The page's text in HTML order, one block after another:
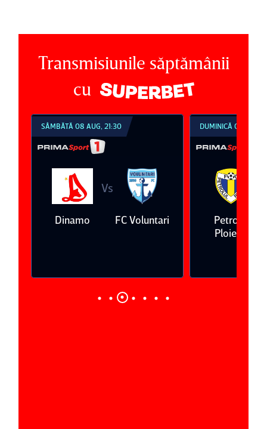
Transmisiunile săptămânii
cu
SÂMBĂTĂ 08 AUG, 21:30
Dinamo
Vs
FC Voluntari
DUMINICĂ 09 AUG,
Petrolul
Ploieşti